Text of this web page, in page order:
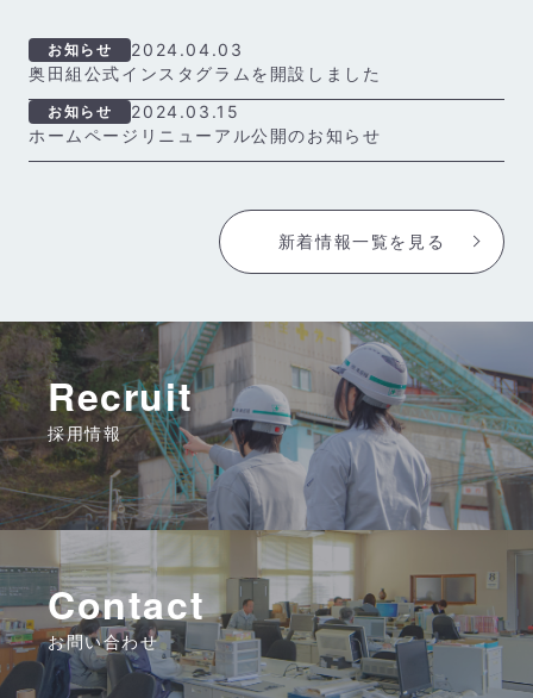
お知らせ
2024.04.03
奥田組公式インスタグラムを開設しました
お知らせ
2024.03.15
ホームページリニューアル公開のお知らせ
新着情報一覧を見る
Recruit
採用情報
Contact
お問い合わせ